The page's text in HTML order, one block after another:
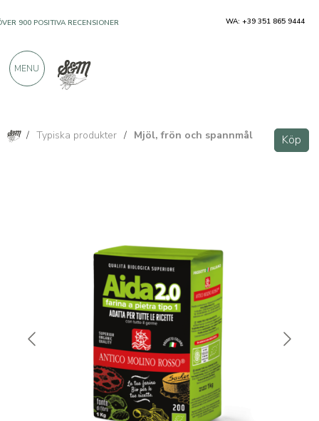
/ Typiska produkter / Mjöl, frön och spannmål Köp
900 POSITIVA RECENSIONER WA: +39 351 865 9444
MENU